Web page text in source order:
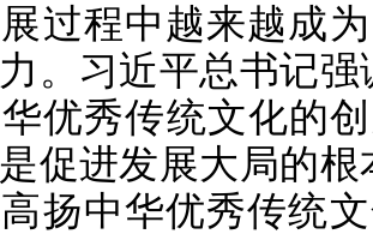
过程中越来越成
。习近平总书记
优秀传统文化的
促进发展大局的
扬中华优秀传统